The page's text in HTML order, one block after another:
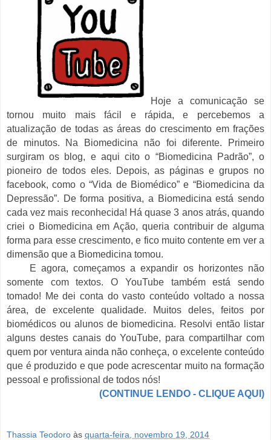
Hoje a comunicação se
tornou muito mais fácil e rápida, e percebemos a
atualização de todas as áreas do crescimento em frações
de minutos. Na Biomedicina não foi diferente. Primeiro
surgiram os blog, e aqui cito o “Biomedicina Padrão”, o
pioneiro de todos eles. Depois, as páginas e grupos no
facebook, como o “Vida de Biomédico” e “Biomedicina da
Depressão”. De forma positiva, a Biomedicina está sendo
cada vez mais reconhecida! Há quase 3 anos atrás, quando
criei o Biomedicina em Ação, queria contribuir de alguma
forma para esse crescimento, e fico muito contente em ver a
dimensão que a Biomedicina tomou.
E agora, começamos a expandir os horizontes não
somente com textos. O YouTube também está sendo
tomado! Me dei conta do vasto conteúdo voltado a nossa
área, de excelente qualidade. Muitos deles, feitos por
biomédicos ou alunos de biomedicina. Resolvi então listar
alguns destes canais do YouTube, para compartilhar com
quem por ventura ainda não conheça, o excelente conteúdo
que é produzido e que pode acrescentar muito na formação
pessoal e profissional de todos nós!
(CONTINUE LENDO - CLIQUE AQUI)
Thassia Teodoro às quarta-feira, novembro 19, 2014